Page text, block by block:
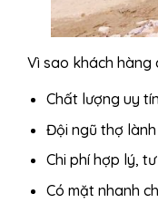
Vì sao khách hàng
Chất lượng uy
Đội ngũ thợ
Chi phí hợp lý,
Có mặt nhanh